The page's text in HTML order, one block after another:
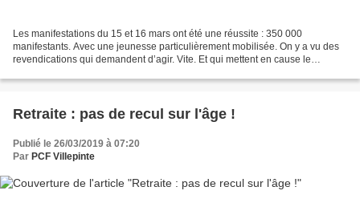
Les manifestations du 15 et 16 mars ont été une réussite : 350 000
manifestants. Avec une jeunesse particulièrement mobilisée. On y a vu des
revendications qui demandent d’agir. Vite. Et qui mettent en cause le
Retraite : pas de recul sur l'âge !
Publié le 26/03/2019 à 07:20
Par PCF Villepinte